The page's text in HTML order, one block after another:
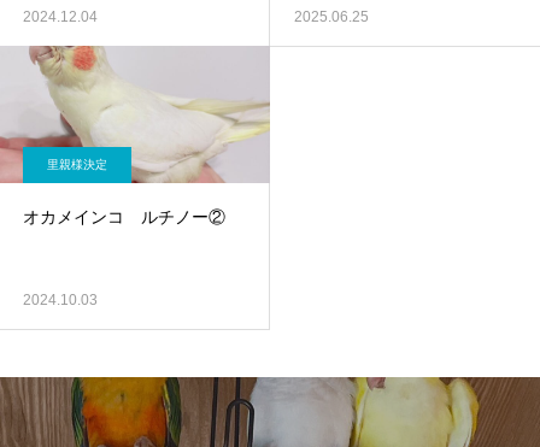
2024.12.04 2025.06.25
里親様決定
オカメインコ ルチノー②
2024.10.03